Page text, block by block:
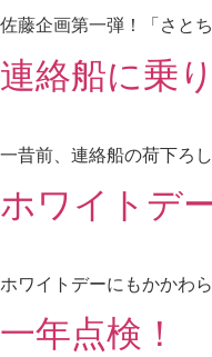
佐藤企画第一弾！「さと
連絡船に乗
一昔前、連絡船の荷下ろ
ホワイトデ
ホワイトデーにもかかわ
一年点検！